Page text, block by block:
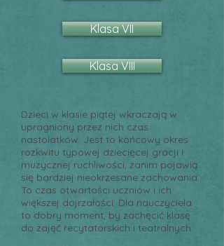
Klasa VII
Klasa VIII
Dzieci w klasie piątej wkraczają w
upragniony przez nich czas
nastolatków. Jest to końcowy okres
rozkwitu typowej dziecięcej gracji i
muzycznej ruchliwości, zanim pojawią
się bardziej nieokrzesane zachowania.
To czas otwartości uczniów i ich
większej dojrzałości. Dla nauczyciela
to dobry moment, by zachęcić klasę
do zajęć recytatorskich i teatralnych.